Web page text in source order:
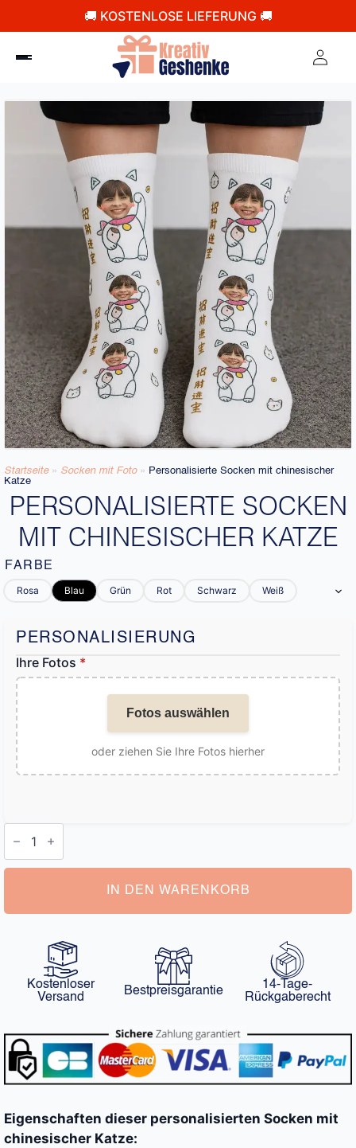
🚚 KOSTENLOSE LIEFERUNG 🚚
Startseite » Socken mit Foto » Personalisierte Socken mit chinesischer
Katze
PERSONALISIERTE SOCKEN
MIT CHINESISCHER KATZE
FARBE
Rosa Blau Grün Rot Schwarz Weiß
PERSONALISIERUNG
Ihre Fotos *
Fotos auswählen
oder ziehen Sie Ihre Fotos hierher
Personalisierte
Socken
chinesischer
IN DEN WARENKORB
Kostenloser
Versand
Bestpreisgarantie
14-Tage-
Rückgaberecht
Eigenschaften dieser personalisierten Socken mit
chinesischer Katze: